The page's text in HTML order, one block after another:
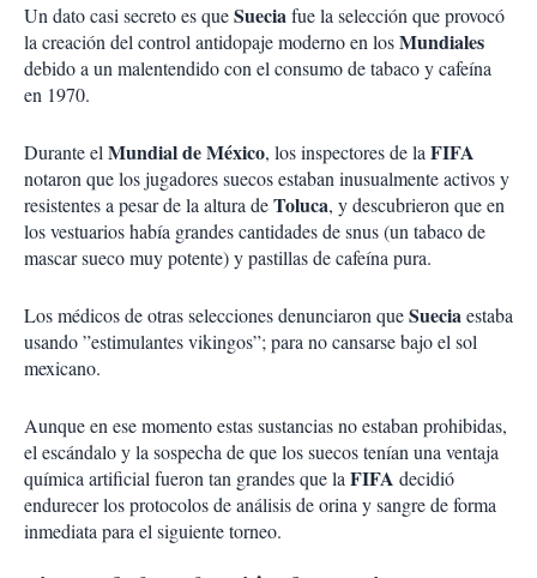
Un dato casi secreto es queSueciafue la selección que provocó
la creación del control antidopaje moderno en losMundiales
debido a un malentendido con el consumo de tabaco y cafeína
en 1970.
Durante el Mundial de México, los inspectores de la FIFA
notaron que los jugadores suecos estaban inusualmente activos y
resistentes a pesar de la altura deToluca, y descubrieron que en
los vestuarios había grandes cantidades de snus (un tabaco de
mascar sueco muy potente) y pastillas de cafeína pura.
Los médicos de otras selecciones denunciaron queSueciaestaba
usando ”estimulantes vikingos”; para no cansarse bajo el sol
mexicano.
Aunque en ese momento estas sustancias no estaban prohibidas,
el escándalo y la sospecha de que los suecos tenían una ventaja
química artificial fueron tan grandes que la FIFA decidió
endurecer los protocolos de análisis de orina y sangre de forma
inmediata para el siguiente torneo.